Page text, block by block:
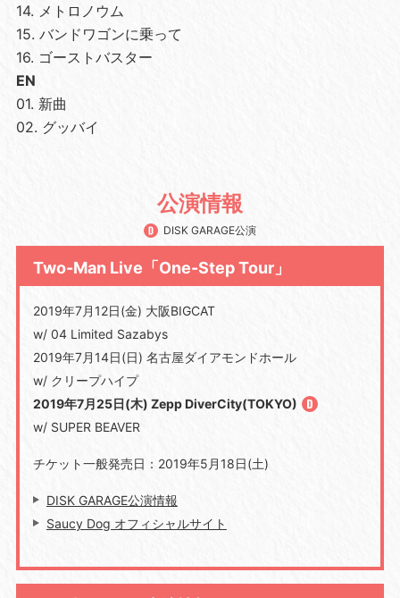
14. メトロノウム
15. バンドワゴンに乗って
16. ゴーストバスター
EN
01. 新曲
02. グッバイ
公演情報
DISK GARAGE公演
Two-Man Live「One-Step Tour」
2019年7月12日(金) 大阪BIGCAT
w/ 04 Limited Sazabys
2019年7月14日(日) 名古屋ダイアモンドホール
w/ クリープハイプ
2019年7月25日(木) Zepp DiverCity(TOKYO)
w/ SUPER BEAVER
チケット一般発売日：2019年5月18日(土)
DISK GARAGE公演情報
Saucy Dog オフィシャルサイト